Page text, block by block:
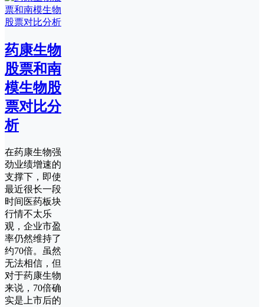
药康生物
股票和南
模生物股
票对比分
析
在药康生物强
劲业绩增速的
支撑下，即使
最近很长一段
时间医药板块
行情不太乐
观，企业市盈
率仍然维持了
约70倍。虽然
无法相信，但
对于药康生物
来说，70倍确
实是上市后的